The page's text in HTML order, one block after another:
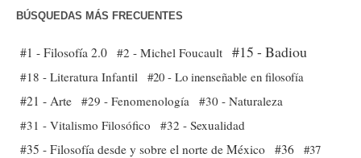
BÚSQUEDAS MÁS FRECUENTES
#1 - Filosofía 2.0 #2 - Michel Foucault #15 - Badiou
#18 - Literatura Infantil #20 - Lo inenseñable en filosofía
#21 - Arte #29 - Fenomenología
#30 - Naturaleza
#31 - Vitalismo Filosófico
#32 - Sexualidad
#35 - Filosofía desde y sobre el norte de México #36 #37